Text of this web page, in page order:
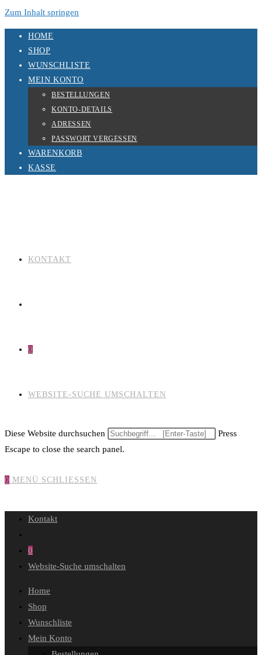
Zum Inhalt springen
HOME
SHOP
WUNSCHLISTE
MEIN KONTO
BESTELLUNGEN
KONTO-DETAILS
ADRESSEN
PASSWORT VERGESSEN
WARENKORB
KASSE
KONTAKT
0
WEBSITE-SUCHE UMSCHALTEN
Diese Website durchsuchen
Press
Escape to close the search panel.
0 MENÜ SCHLIESSEN
Kontakt
0
Website-Suche umschalten
Home
Shop
Wunschliste
Mein Konto